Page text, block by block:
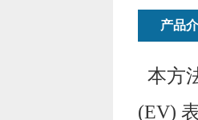
产品
本方
(EV)